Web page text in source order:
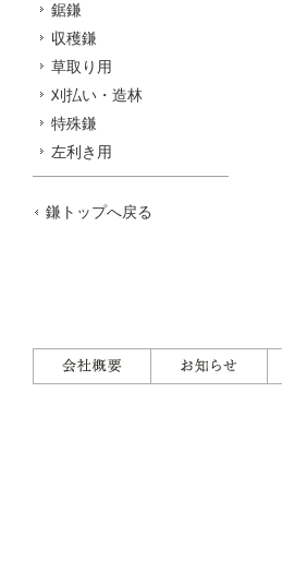
鋸鎌
収穫鎌
草取り用
刈払い・造林
特殊鎌
左利き用
鎌トップへ戻る